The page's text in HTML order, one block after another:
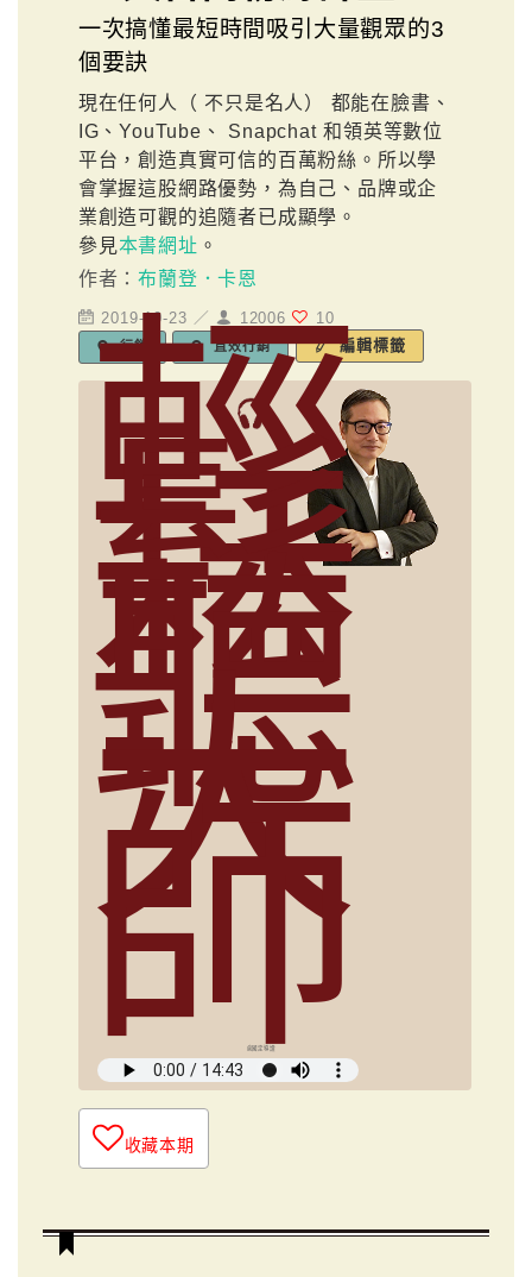
一次搞懂最短時間吸引大量觀眾的3
個要訣
現在任何人（ 不只是名人） 都能在臉書、
IG、YouTube、 Snapchat 和領英等數位
平台，創造真實可信的百萬粉絲。所以學
會掌握這股網路優勢，為自己、品牌或企
業創造可觀的追隨者已成顯學。
參見本書網址 。
作者：布蘭登．卡恩
2019-10-23 ／ 12006 10
行銷 直效行銷 編輯標籤
輕
鬆
聽
大
師
俞國定導讀
收藏本期